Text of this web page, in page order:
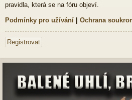
pravidla, která se na fóru objeví.
Podmínky pro užívání | Ochrana
Registrovat